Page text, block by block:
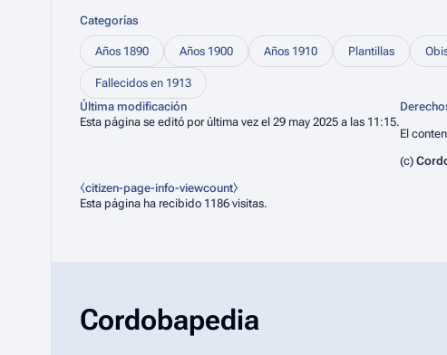
Categorías
Años 1890 Años 1900 Años 1910 Plantillas
Fallecidos en 1913
Última modificación
Esta página se editó por última vez el 29 may 2025 a las 11:15.
El
(c)
⧼citizen-page-info-viewcount⧽
Esta página ha recibido 1186 visitas.
Cordobapedia